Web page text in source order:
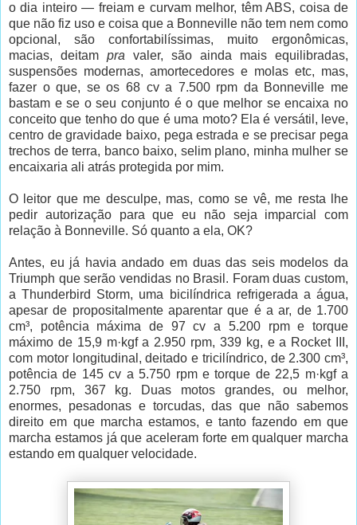
o dia inteiro — freiam e curvam melhor, têm ABS, coisa de
que não fiz uso e coisa que a Bonneville não tem nem como
opcional, são confortabilíssimas, muito ergonômicas,
macias, deitam pra valer, são ainda mais equilibradas,
suspensões modernas, amortecedores e molas etc, mas,
fazer o que, se os 68 cv a 7.500 rpm da Bonneville me
bastam e se o seu conjunto é o que melhor se encaixa no
conceito que tenho do que é uma moto? Ela é versátil, leve,
centro de gravidade baixo, pega estrada e se precisar pega
trechos de terra, banco baixo, selim plano, minha mulher se
encaixaria ali atrás protegida por mim.
O leitor que me desculpe, mas, como se vê, me resta lhe
pedir autorização para que eu não seja imparcial com
relação à Bonneville. Só quanto a ela, OK?
Antes, eu já havia andado em duas das seis modelos da
Triumph que serão vendidas no Brasil. Foram duas custom,
a Thunderbird Storm, uma bicilíndrica refrigerada a água,
apesar de propositalmente aparentar que é a ar, de 1.700
cm³, potência máxima de 97 cv a 5.200 rpm e torque
máximo de 15,9 m·kgf a 2.950 rpm, 339 kg, e a Rocket III,
com motor longitudinal, deitado e tricilíndrico, de 2.300 cm³,
potência de 145 cv a 5.750 rpm e torque de 22,5 m·kgf a
2.750 rpm, 367 kg. Duas motos grandes, ou melhor,
enormes, pesadonas e torcudas, das que não sabemos
direito em que marcha estamos, e tanto fazendo em que
marcha estamos já que aceleram forte em qualquer marcha
estando em qualquer velocidade.